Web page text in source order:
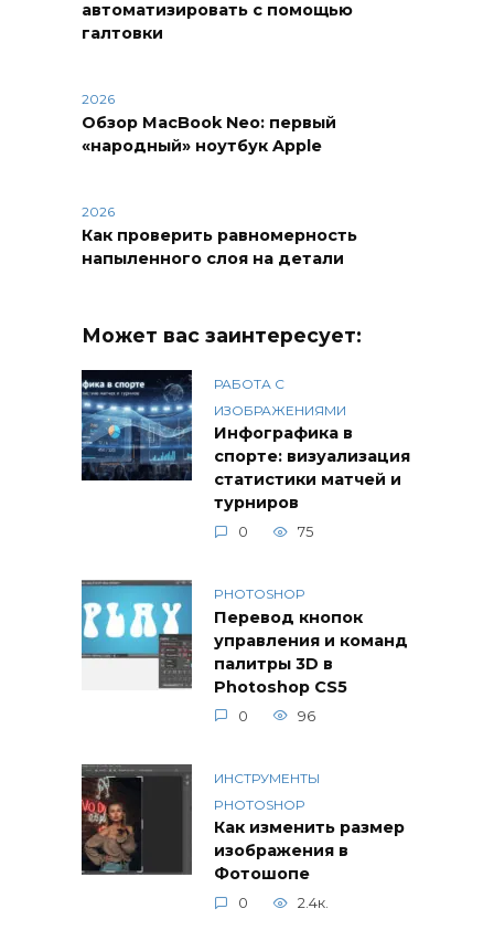
автоматизировать с помощью
галтовки
2026
Обзор MacBook Neo: первый
«народный» ноутбук Apple
2026
Как проверить равномерность
напыленного слоя на детали
Может вас заинтересует:
РАБОТА С
ИЗОБРАЖЕНИЯМИ
Инфографика в
спорте: визуализация
статистики матчей и
турниров
0 75
PHOTOSHOP
Перевод кнопок
управления и команд
палитры 3D в
Photoshop CS5
0 96
ИНСТРУМЕНТЫ
PHOTOSHOP
Как изменить размер
изображения в
Фотошопе
0 2.4к.